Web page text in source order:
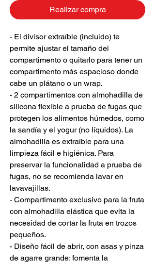
Realizar compra
- El divisor extraíble (incluido) te
permite ajustar el tamaño del
compartimento o quitarlo para tener un
compartimento más espacioso donde
cabe un plátano o un wrap.
- 2 compartimentos con almohadilla de
silicona flexible a prueba de fugas que
protegen los alimentos húmedos, como
la sandía y el yogur (no líquidos). La
almohadilla es extraíble para una
limpieza fácil e higiénica. Para
preservar la funcionalidad a prueba de
fugas, no se recomienda lavar en
lavavajillas.
- Compartimento exclusivo para la fruta
con almohadilla elástica que evita la
necesidad de cortar la fruta en trozos
pequeños.
- Diseño fácil de abrir, con asas y pinza
de agarre grande: fomenta la